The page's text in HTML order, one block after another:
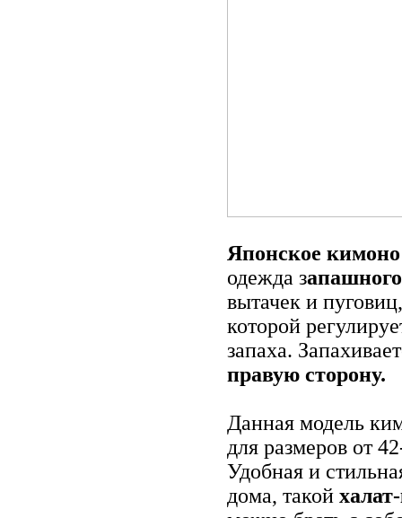
Японское кимоно
одежда з
вытачек и
которой
запаха.
правую сторону.
Данная модель
для размеров от
Удобная и
дома, такой